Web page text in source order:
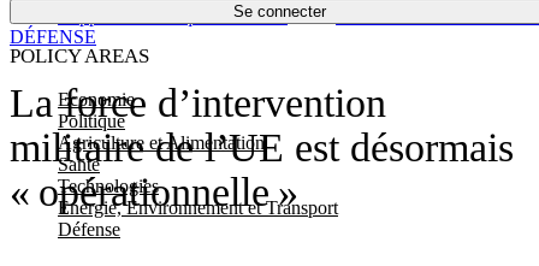
Se connecter
POLICY AREAS
Economie
Politique
Agriculture et Alimentation
Santé
Technologies
Energie, Environnement et Transport
Défense
Économie
La force d’intervention
militaire de l’UE est désormais
« opérationnelle »
DÉFENSE